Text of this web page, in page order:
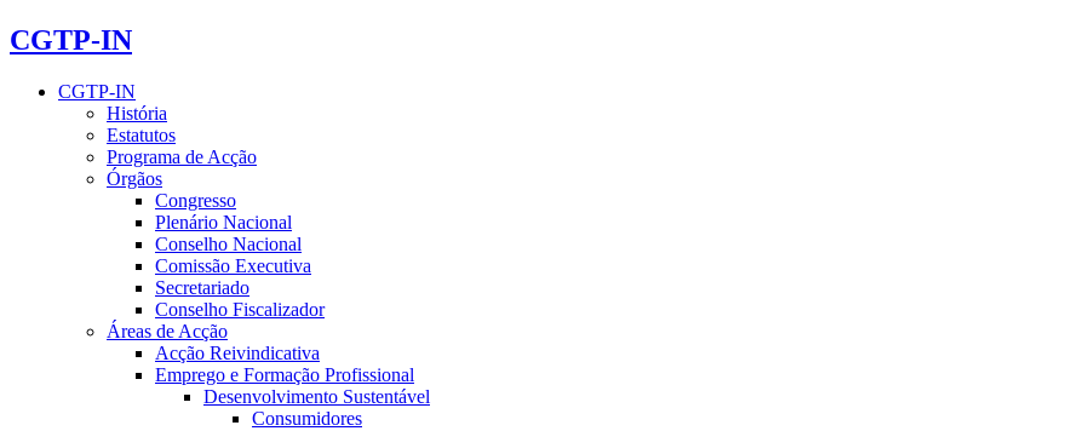
CGTP-IN
CGTP-IN
História
Estatutos
Programa de Acção
Órgãos
Congresso
Plenário Nacional
Conselho Nacional
Comissão Executiva
Secretariado
Conselho Fiscalizador
Áreas de Acção
Acção Reivindicativa
Emprego e Formação Profissional
Desenvolvimento Sustentável
Consumidores